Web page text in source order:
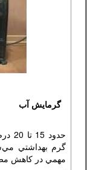
گرمايش آب
گرم بهداشتي
مهمي در كاهش